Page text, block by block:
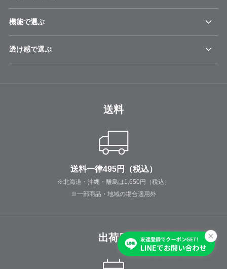
機能で選ぶ
透け感で選ぶ
送料
送料一律495円（税込）
※北海道・沖縄・離島は1,650円（税込）
※一部商品・地域の場合適用外
出荷日